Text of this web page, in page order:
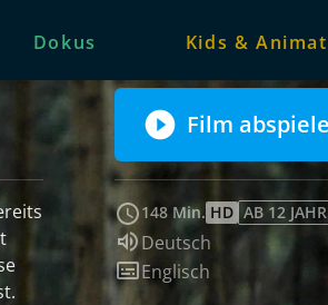
Dokus Kids &
Film
148 Min. HD AB 12
Sprache:
Deutsch
Untertitel:
Englisch